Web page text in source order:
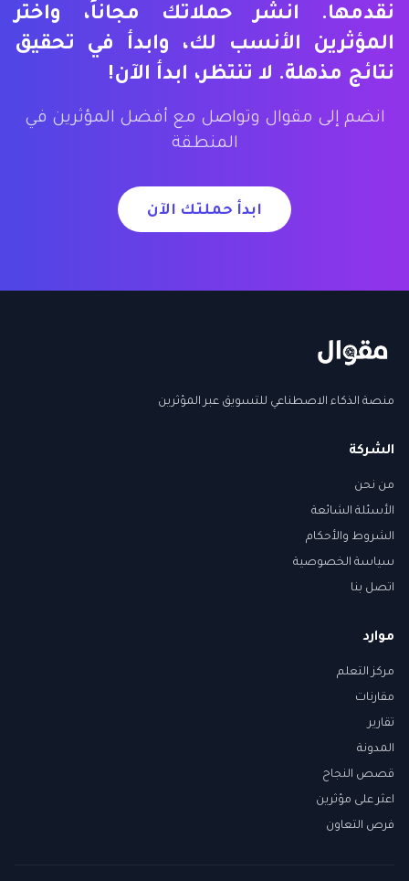
نقدمها. انشر حملاتك مجاناً، واختر
المؤثرين الأنسب لك، وابدأ في تحقيق
نتائج مذهلة. لا تنتظر، ابدأ الآن!
انضم إلى مقوال وتواصل مع أفضل المؤثرين في
المنطقة
ابدأ حملتك الآن
منصة الذكاء الاصطناعي للتسويق عبر المؤثرين
الشركة
من نحن
الأسئلة الشائعة
الشروط والأحكام
سياسة الخصوصية
اتصل بنا
موارد
مركز التعلم
مقارنات
تقارير
المدونة
قصص النجاح
اعثر على مؤثرين
فرص التعاون